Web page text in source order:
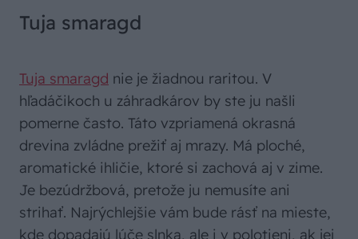
Tuja smaragd
Tuja smaragd nie je žiadnou raritou. V
hľadáčikoch u záhradkárov by ste ju našli
pomerne často. Táto vzpriamená okrasná
drevina zvládne prežiť aj mrazy. Má ploché,
aromatické ihličie, ktoré si zachová aj v zime.
Je bezúdržbová, pretože ju nemusíte ani
strihať. Najrýchlejšie vám bude rásť na mieste,
kde dopadajú lúče slnka, ale i v polotieni, ak jej